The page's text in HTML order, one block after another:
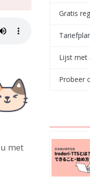
met
Gratis
Lijst met
Probeer